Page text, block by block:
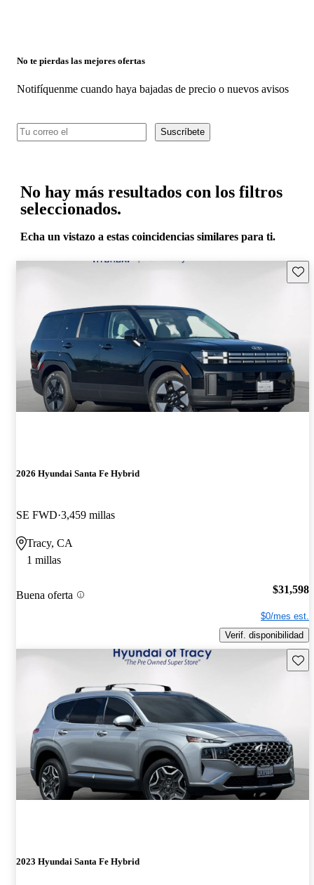
No te pierdas las mejores ofertas
Notifíquenme cuando haya bajadas de precio o nuevos avisos
Suscríbete
No hay más resultados con los filtros
seleccionados.
Echa un vistazo a estas coincidencias similares para ti.
2026 Hyundai Santa Fe Hybrid
SE FWD 3,459 millas
Tracy, CA
1 millas
Buena oferta $31,598
$0/mes est.
Verif. disponibilidad
2023 Hyundai Santa Fe Hybrid